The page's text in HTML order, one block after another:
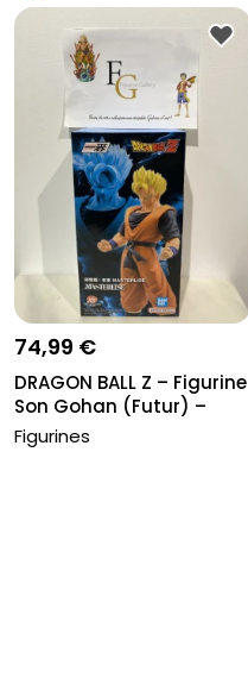
Pro
74,99 €
DRAGON BALL Z – Figurine
Son Gohan (Futur) –
Ichib...
Figurines